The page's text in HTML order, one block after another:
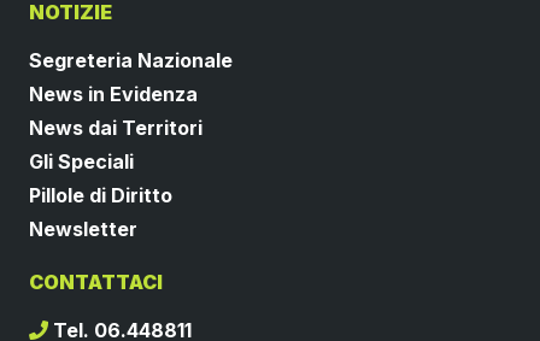
NOTIZIE
Segreteria Nazionale
News in Evidenza
News dai Territori
Gli Speciali
Pillole di Diritto
Newsletter
CONTATTACI
Tel. 06.448811